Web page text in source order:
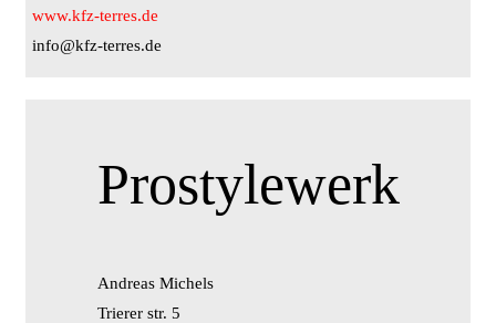
www.kfz-terres.de
info@kfz-terres.de
Prostylewerk
Andreas Michels
Trierer str. 5